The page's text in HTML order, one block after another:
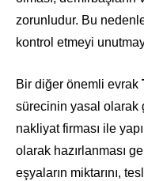
zorunludur. Bu
kontrol etmeyi
Bir diğer önemli evrak
sürecinin yasal olarak
nakliyat firması ile
olarak hazırlanması
eşyaların miktarını,